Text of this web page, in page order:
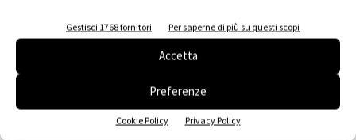
Gestisci 1768 fornitori Per saperne di più su questi scopi
Accetta
Preferenze
Cookie Policy Privacy Policy
Abbonati e regala